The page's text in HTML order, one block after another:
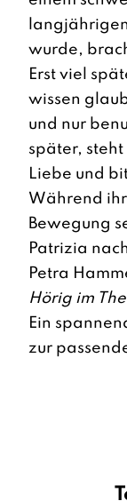
wurde,
Erst viel
wissen
und nur
später, steht
Liebe und
Während
Bewegung
Patrizia
Petra
Hörig im
Ein
zur